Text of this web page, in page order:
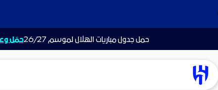
حمل جدول مباريات الهلال لموسم 26/27 حمّل